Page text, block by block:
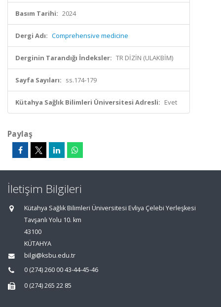
Basım Tarihi: 2024
Dergi Adı: Comprehensive medicine
Derginin Tarandığı İndeksler: TR DİZİN (ULAKBİM)
Sayfa Sayıları: ss.174-179
Kütahya Sağlık Bilimleri Üniversitesi Adresli: Evet
Paylaş
İletişim Bilgileri
Kütahya Sağlık Bilimleri Üniversitesi Evliya Çelebi Yerleşkesi
Tavşanlı Yolu 10. km
43100
KÜTAHYA
bilgi@ksbu.edu.tr
0 (274) 260 00 43-44-45-46
0 (274) 265 22 85